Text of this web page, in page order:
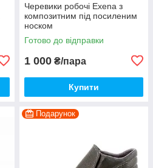
Черевики робочі Exena з
композитним під посиленим
носком
Готово до відправки
1 000 ₴/пара
Купити
Подарунок